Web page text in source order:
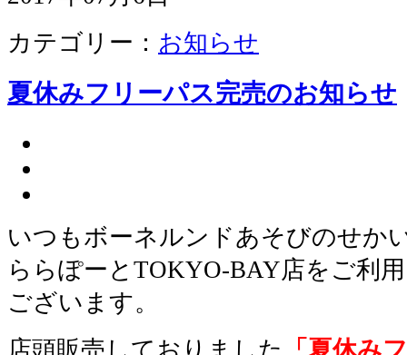
カテゴリー： お知らせ
夏休みフリーパス完売のお知らせ
いつもボーネルンドあそびのせか
ららぽーとTOKYO-BAY店をご利
ございます。
店頭販売しておりました
「夏休み